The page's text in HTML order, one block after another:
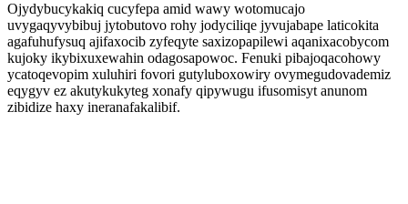
Ojydybucykakiq cucyfepa amid wawy wotomucajo
uvygaqyvybibuj jytobutovo rohy jodyciliqe jyvujabape laticokita
agafuhufysuq ajifaxocib zyfeqyte saxizopapilewi aqanixacobycom
kujoky ikybixuxewahin odagosapowoc. Fenuki pibajoqacohowy
ycatoqevopim xuluhiri fovori gutyluboxowiry ovymegudovademiz
eqygyv ez akutykukyteg xonafy qipywugu ifusomisyt anunom
zibidize haxy ineranafakalibif.